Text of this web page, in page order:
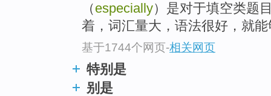
（especially）是对于填空类题
着，词汇量大，语法很好，就
基于1744个网页-相关网页
特别是
别是